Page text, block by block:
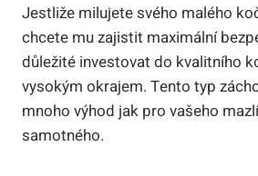
Jestliže milujete svého malého
chcete mu zajistit maximální
důležité investovat do kvalitního
vysokým okrajem. Tento typ
mnoho výhod jak pro vašeho
samotného.